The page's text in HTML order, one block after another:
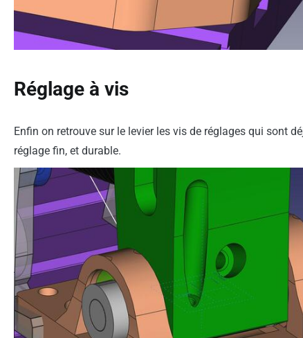
Réglage à vis
Enfin on retrouve sur le levier les vis de réglages qui sont
réglage fin, et durable.